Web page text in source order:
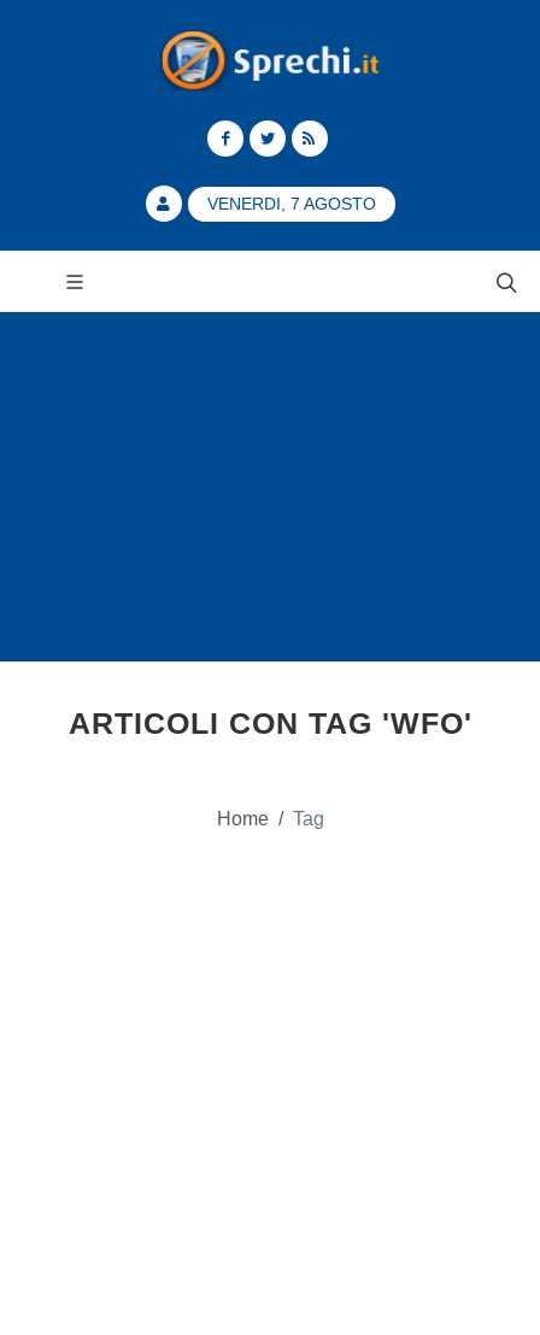
VENERDI, 7 AGOSTO
ARTICOLI CON TAG 'WFO'
Home / Tag